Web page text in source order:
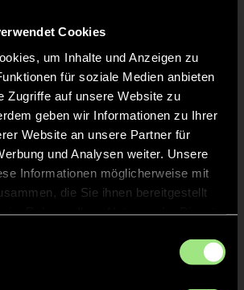
Cookies
um Inhalte und Anzeigen zu
für soziale Medien anbieten
Zugriffe auf unsere Website zu
geben wir Informationen zu Ihrer
Website an unsere Partner für
und Analysen weiter. Unsere
Informationen möglicherweise mit
die Sie ihnen bereitgestellt
1/4
2’
4’
8’
10’